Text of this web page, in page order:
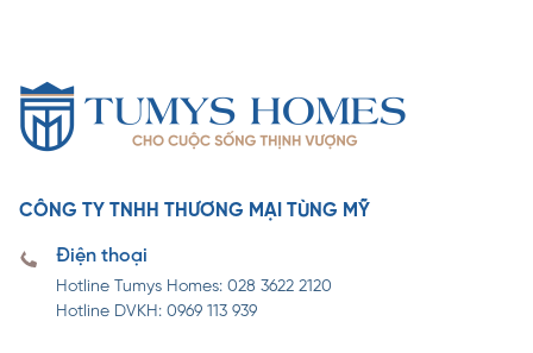
CÔNG TY TNHH THƯƠNG MẠI TÙNG MỸ
Điện thoại
Hotline Tumys Homes: 028 3622 2120
Hotline DVKH: 0969 113 939